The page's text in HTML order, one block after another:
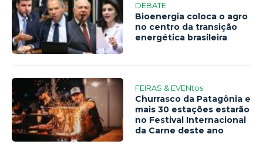
DEBATE
Bioenergia coloca o agro
no centro da transição
energética brasileira
FEIRAS & EVENtos
Churrasco da Patagônia e
mais 30 estações estarão
no Festival Internacional
da Carne deste ano